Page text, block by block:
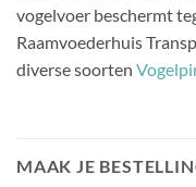
vogelvoer beschermt
Raamvoederhuis
diverse soorten
MAAK JE